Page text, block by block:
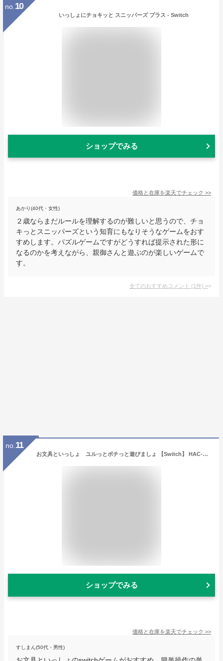
no. 10
いっしょにチョキッと スニッパーズ プラス - Switch
ショップでみる
価格と在庫を楽天でチェック >>
あかり(40代・女性)
２歳ならまだルールを理解するのが難しいと思うので、チョ
キっとスニッパーズという知育にもなりそうなゲームをおす
すめします。パズルゲームですがどうすれば提示された形に
なるのかを考えながら、親御さんと遊ぶのが楽しいゲームで
す。
全てのおすすめコメント (1件) >
no. 11
お文具といっしょ ユルっとポチっと遊びましょ 【Switch】 HAC-P-BPU9A
ショップでみる
価格と在庫を楽天でチェック >>
すしまん(50代・男性)